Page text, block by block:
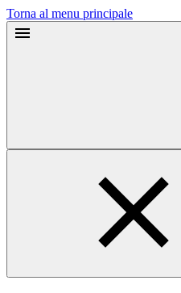
Torna al menu principale